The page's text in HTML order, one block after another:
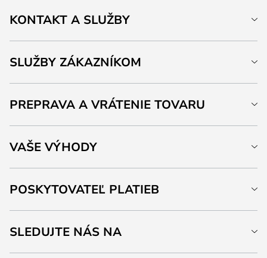
KONTAKT A SLUŽBY
SLUŽBY ZÁKAZNÍKOM
PREPRAVA A VRÁTENIE TOVARU
VAŠE VÝHODY
POSKYTOVATEĽ PLATIEB
SLEDUJTE NÁS NA